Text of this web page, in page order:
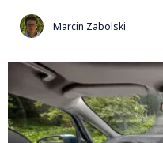
Marcin Zabolski